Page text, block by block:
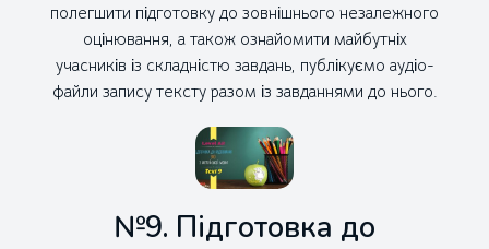
полегшити підготовку до зовнішнього незалежного
оцінювання, а також ознайомити майбутніх
учасників із складністю завдань, публікуємо аудіо-
файли запису тексту разом із завданнями до нього.
№9. Підготовка до